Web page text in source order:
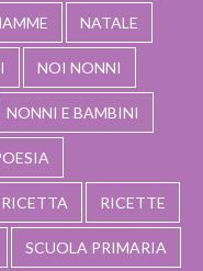
NATALE
NOI NONNI
NONNI E BAMBINI
RICETTA RICETTE
SCUOLA PRIMARIA